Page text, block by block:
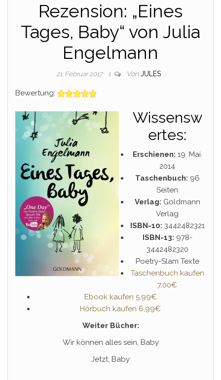
Rezension: „Eines
Tages, Baby“ von Julia
Engelmann
21. Februar 2017 1 Von JULES
Bewertung:
Wissensw
ertes:
Erschienen: 19. Mai.
2014
Taschenbuch: 96
Seiten
Verlag: Goldmann
Verlag
ISBN-10: 3442482321
ISBN-13: 978-
3442482320
Poetry-Slam Texte
Taschenbuch kaufen
7,00€
Ebook kaufen 5,99€
Hörbuch kaufen 6,99€
Weiter Bücher:
Wir können alles sein, Baby
Jetzt, Baby